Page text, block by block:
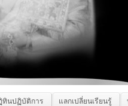
ทินปฏิบัติการ แลกเปลี่ยนเรียนรู้